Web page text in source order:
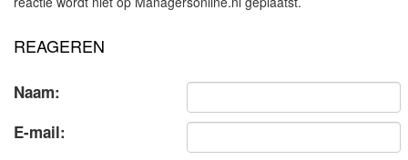
REAGEREN
Naam:
E-mail: